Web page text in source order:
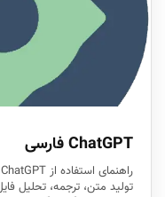
ChatGPT فارسی
تولید متن، ترجمه، تحلیل